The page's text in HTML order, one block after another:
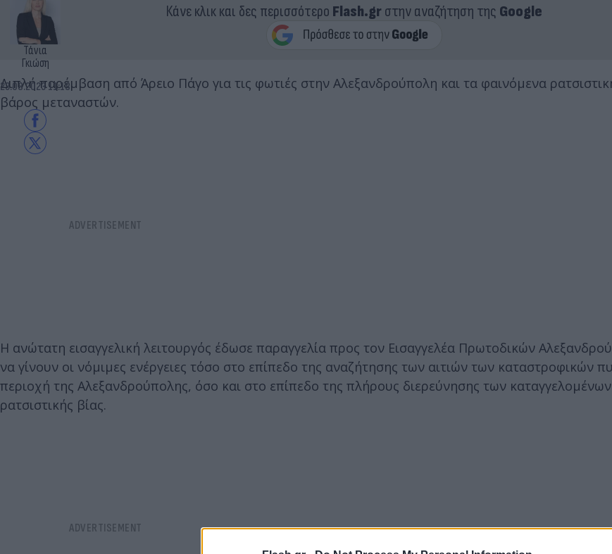
Τάνια
Γκιώση
23.08.2023 11:18
Κάνε κλικ και δες περισσότερο Flash.grστην αναζήτηση της Google
Διπλή παρέμβαση από Άρειο Πάγο για τις φωτιές στην Αλεξανδρούπολη και τα φαινόμενα
βάρος μεταναστών.
Η ανώτατη εισαγγελική λειτουργός έδωσε παραγγελία προς τον Εισαγγελέα Πρωτοδικών
να γίνουν οι νόμιμες ενέργειες τόσο στο επίπεδο της αναζήτησης των αιτιών των καταστροφικών
περιοχή της Αλεξανδρούπολης, όσο και στο επίπεδο της πλήρους διερεύνησης των
ρατσιστικής βίας.